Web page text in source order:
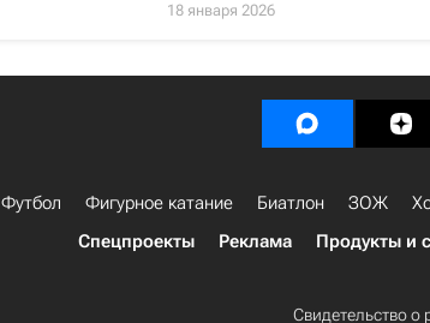
18 января 2026
Футбол Фигурное катание Биатлон ЗОЖ
Спецпроекты
Реклама Продукты и
Свидетельство